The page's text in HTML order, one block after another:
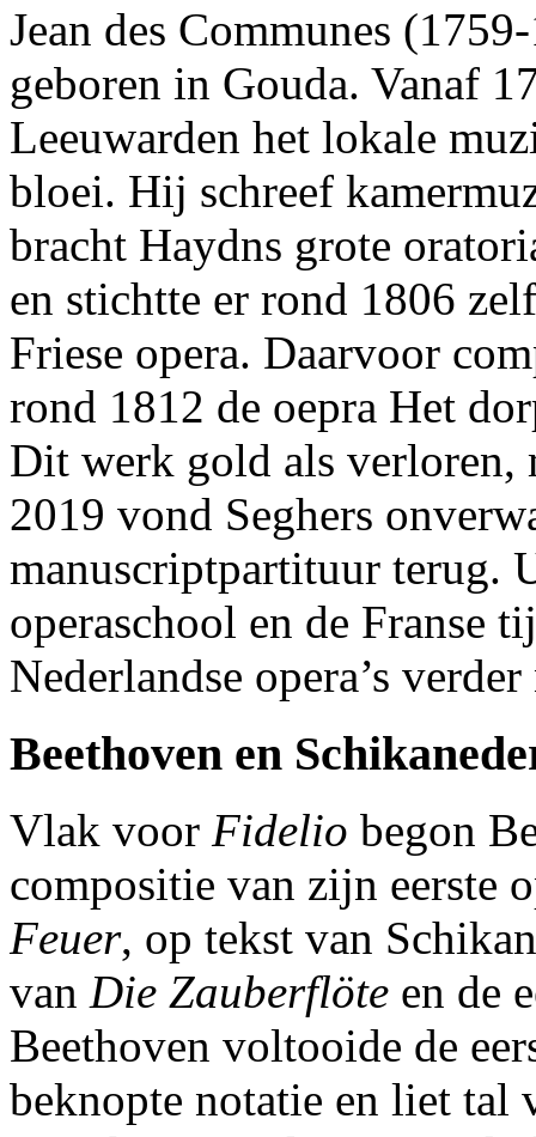
Jean des Communes
geboren in Gouda. Vanaf
Leeuwarden het lokale
bloei. Hij schreef
bracht Haydns grote
en stichtte er rond 1806
Friese opera. Daarvoor
rond 1812 de oepra Het
Dit werk gold als verloren,
2019 vond Seghers
manuscriptpartituur terug.
operaschool en de Franse
Nederlandse opera’s
Beethoven en
Vlak voor Fidelio begon
compositie van zijn eerste
Feuer, op tekst van
van Die Zauberflöte en de
Beethoven voltooide de
beknopte notatie en liet tal